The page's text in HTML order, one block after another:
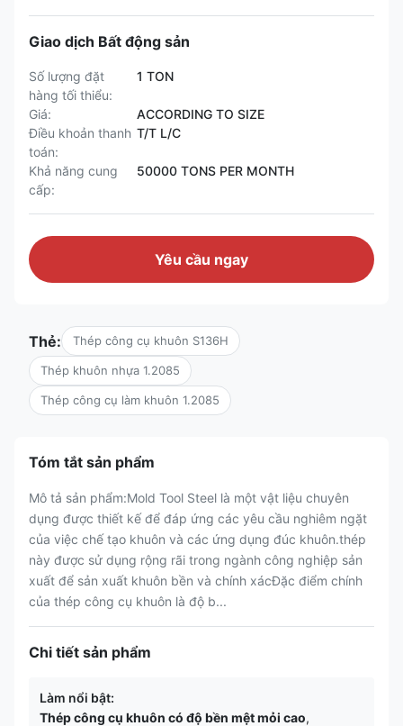
Giao dịch Bất động sản
Số lượng đặt
hàng tối thiểu:
1 TON
Giá:
ACCORDING TO SIZE
Điều khoản thanh
toán:
T/T L/C
Khả năng cung
cấp:
50000 TONS PER MONTH
Yêu cầu ngay
Thẻ: Thép công cụ khuôn S136H
Thép khuôn nhựa 1.2085
Thép công cụ làm khuôn 1.2085
Tóm tắt sản phẩm
Mô tả sản phẩm:Mold Tool Steel là một vật liệu chuyên
dụng được thiết kế để đáp ứng các yêu cầu nghiêm ngặt
của việc chế tạo khuôn và các ứng dụng đúc khuôn.thép
này được sử dụng rộng rãi trong ngành công nghiệp sản
xuất để sản xuất khuôn bền và chính xácĐặc điểm chính
của thép công cụ khuôn là độ b...
Chi tiết sản phẩm
Làm nổi bật:
Thép công cụ khuôn có độ bền mệt mỏi cao,